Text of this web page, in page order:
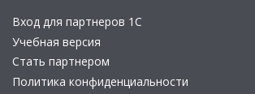
Вход для партнеров 1С
Учебная версия
Стать партнером
Политика конфиденциальности